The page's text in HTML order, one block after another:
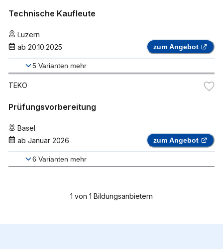
Technische Kaufleute
Luzern
ab 20.10.2025 zum Angebot
5 Varianten mehr
TEKO
Prüfungsvorbereitung
Basel
ab Januar 2026 zum Angebot
6 Varianten mehr
1 von 1 Bildungsanbietern